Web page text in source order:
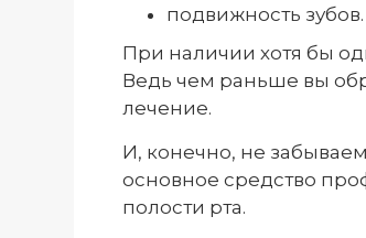
подвижность зубов.
При наличии хотя бы
Ведь чем раньше вы
лечение.
И, конечно, не
основное средство
полости рта.